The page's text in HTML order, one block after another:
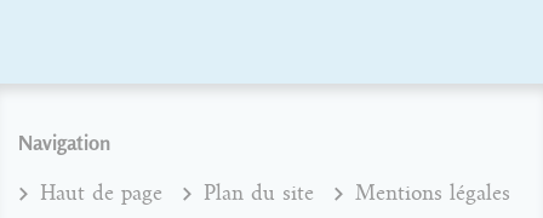
Navigation
Haut de page Plan du site
Mentions légales